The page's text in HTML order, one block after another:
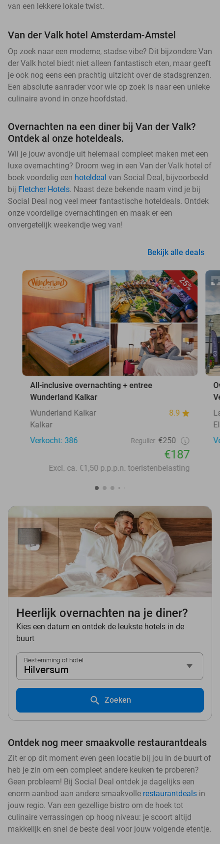
van een lekkere lokale twist.
Van der Valk hotel Amsterdam-Amstel
Op zoek naar een moderne, stadse vibe? Dit bijzondere Van
der Valk hotel biedt niet alleen fantastisch eten, maar geeft
je ook nog eens een prachtig uitzicht over de stadsgrenzen.
Een absolute aanrader voor wie op zoek is naar een unieke
culinaire avond in onze hoofdstad.
Overnachten na een diner bij Van der Valk?
Ontdek al onze hoteldeals.
Wil je jouw avondje uit helemaal compleet maken met een
luxe overnachting? Droom weg in een Van der Valk hotel of
boek voordelig een hoteldeal van Social Deal, bijvoorbeeld
bij Fletcher Hotels. Naast deze bekende naam vind je bij
Social Deal nog veel meer fantastische hoteldeals. Ontdek
onze voordelige overnachtingen en maak er een
onvergetelijk weekendje weg van!
Bekijk alle deals
25%
All-inclusive overnachting + entree
Wunderland Kalkar
Wunderland Kalkar
8.9
Kalkar
Verkocht: 386
Regulier €250
€187
Excl. ca. €1,50 p.p.p.n. toeristenbelasting
Heerlijk overnachten na je diner?
Kies een datum en ontdek de leukste hotels in de
buurt
Bestemming of hotel
Hilversum
Zoeken
Ontdek nog meer smaakvolle restaurantdeals
Zit er op dit moment even geen locatie bij jou in de buurt of
heb je zin om een compleet andere keuken te proberen?
Geen probleem! Bij Social Deal ontdek je dagelijks een
enorm aanbod aan andere smaakvolle restaurantdeals in
jouw regio. Van een gezellige bistro om de hoek tot
culinaire verrassingen op hoog niveau: je scoort altijd
makkelijk en snel de beste deal voor jouw volgende etentje.